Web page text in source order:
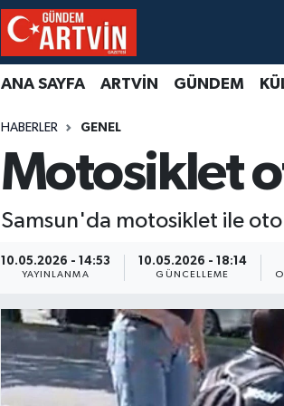
ANA SAYFA ARTVİN GÜNDEM
HABERLER GENEL
Motosiklet
Samsun'da motosiklet ile
10.05.2026 - 14:53
YAYINLANMA
10.05.2026 - 18:14
GÜNCELLEME